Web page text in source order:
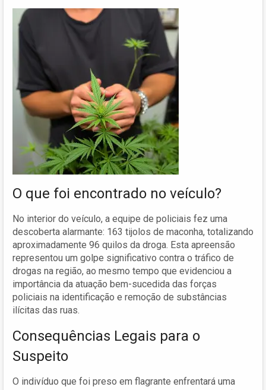
O que foi encontrado no veículo?
No interior do veículo, a equipe de policiais fez uma
descoberta alarmante: 163 tijolos de maconha, totalizando
aproximadamente 96 quilos da droga. Esta apreensão
representou um golpe significativo contra o tráfico de
drogas na região, ao mesmo tempo que evidenciou a
importância da atuação bem-sucedida das forças
policiais na identificação e remoção de substâncias
ilícitas das ruas.
Consequências Legais para o
Suspeito
O indivíduo que foi preso em flagrante enfrentará uma